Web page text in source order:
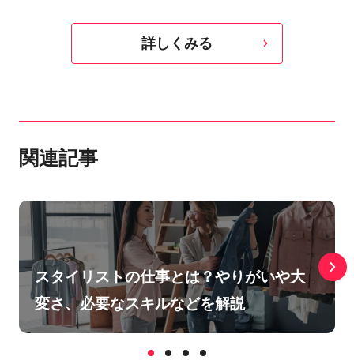
詳しくみる
関連記事
スタイリストの仕事とは？やりがいや大
変さ、必要なスキルなどを解説